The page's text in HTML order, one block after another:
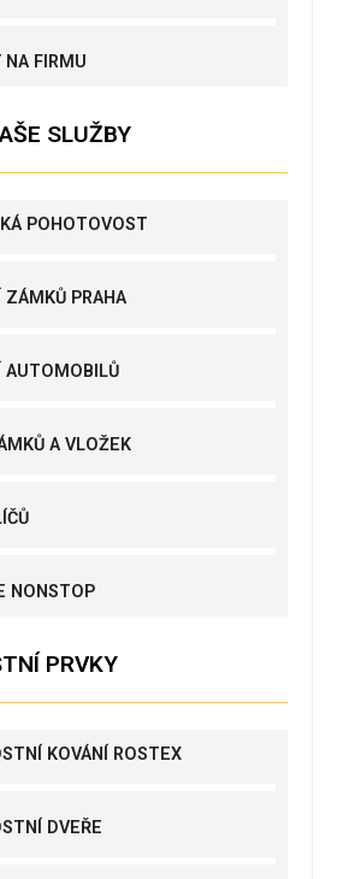
NA FIRMU
SLUŽBY
POHOTOVOST
ZÁMKŮ PRAHA
AUTOMOBILŮ
A VLOŽEK
NONSTOP
PRVKY
KOVÁNÍ ROSTEX
DVEŘE